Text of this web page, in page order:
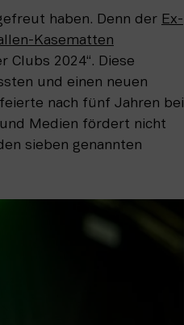
haben. Denn der Ex-
Kasematten
Clubs 2024“. Diese
und einen neuen
nach fünf Jahren bei
Medien fördert nicht
sieben genannten